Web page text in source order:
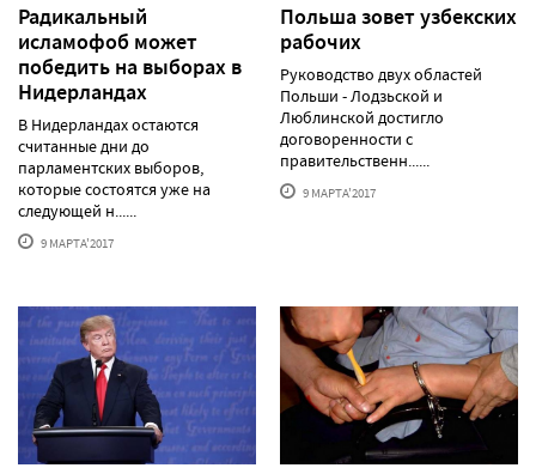
Радикальный
исламофоб может
победить на выборах в
Нидерландах
В Нидерландах остаются
считанные дни до
парламентских выборов,
которые состоятся уже на
следующей н......
9 МАРТА'2017
Польша зовет узбекских
рабочих
Руководство двух областей
Польши - Лодзьской и
Люблинской достигло
договоренности с
правительственн......
9 МАРТА'2017